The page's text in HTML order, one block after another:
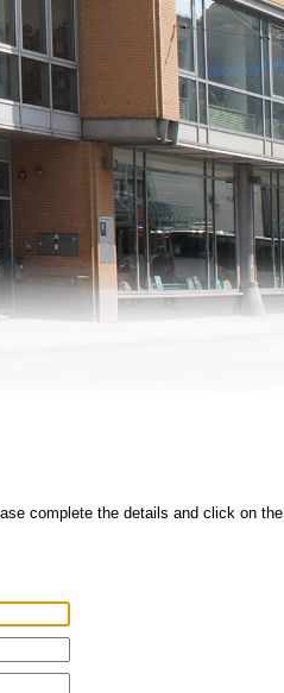
complete the details and click on the